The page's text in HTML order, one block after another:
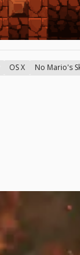
OS X No Mario's